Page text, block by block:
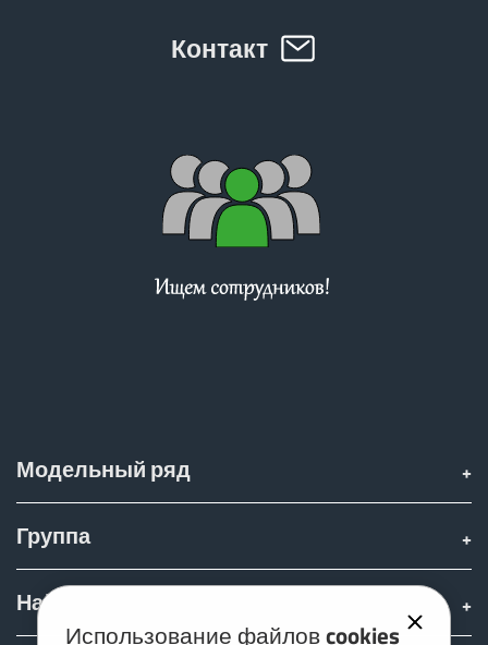
Использование файлов cookies
Türk
العربية
Контакт
Модельный ряд
Группа
Найти & купить